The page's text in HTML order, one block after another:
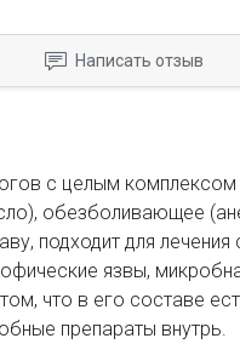
раздражениях,
Написать отзыв
с целым
обезболивающее
подходит для
язвы,
что в его составе
препараты внутрь.